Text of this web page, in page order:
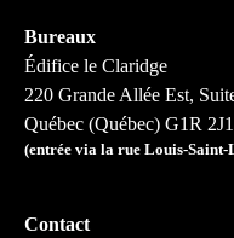
Bureaux
Édifice le Claridge
220 Grande Allée Est,
Québec (Québec) G1R 2J1
(entrée via la rue Louis-Saint-
Contact